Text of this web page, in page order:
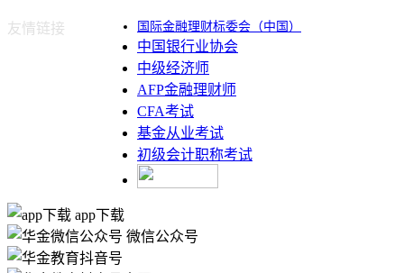
友情链接 国际金融理财标委会（中国）
中国银行业协会
中级经济师
AFP金融理财师
CFA考试
基金从业考试
初级会计职称考试
app下载
微信公众号